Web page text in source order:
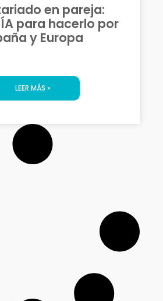
en pareja:
para hacerlo por
y Europa
LEER MÁS »